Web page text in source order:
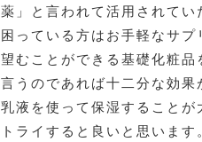
薬」と言われて活用されて
困っている方はお手軽なサ
望むことができる基礎化粧
言うのであれば十二分な効
乳液を使って保湿すること
トライすると良いと思いま